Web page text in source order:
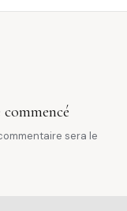
commencé
sera le